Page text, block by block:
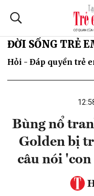
ĐỜI SỐNG TRẺ
Hỏi - Đáp quyền trẻ
Bùng nổ
Golden bị
câu nói